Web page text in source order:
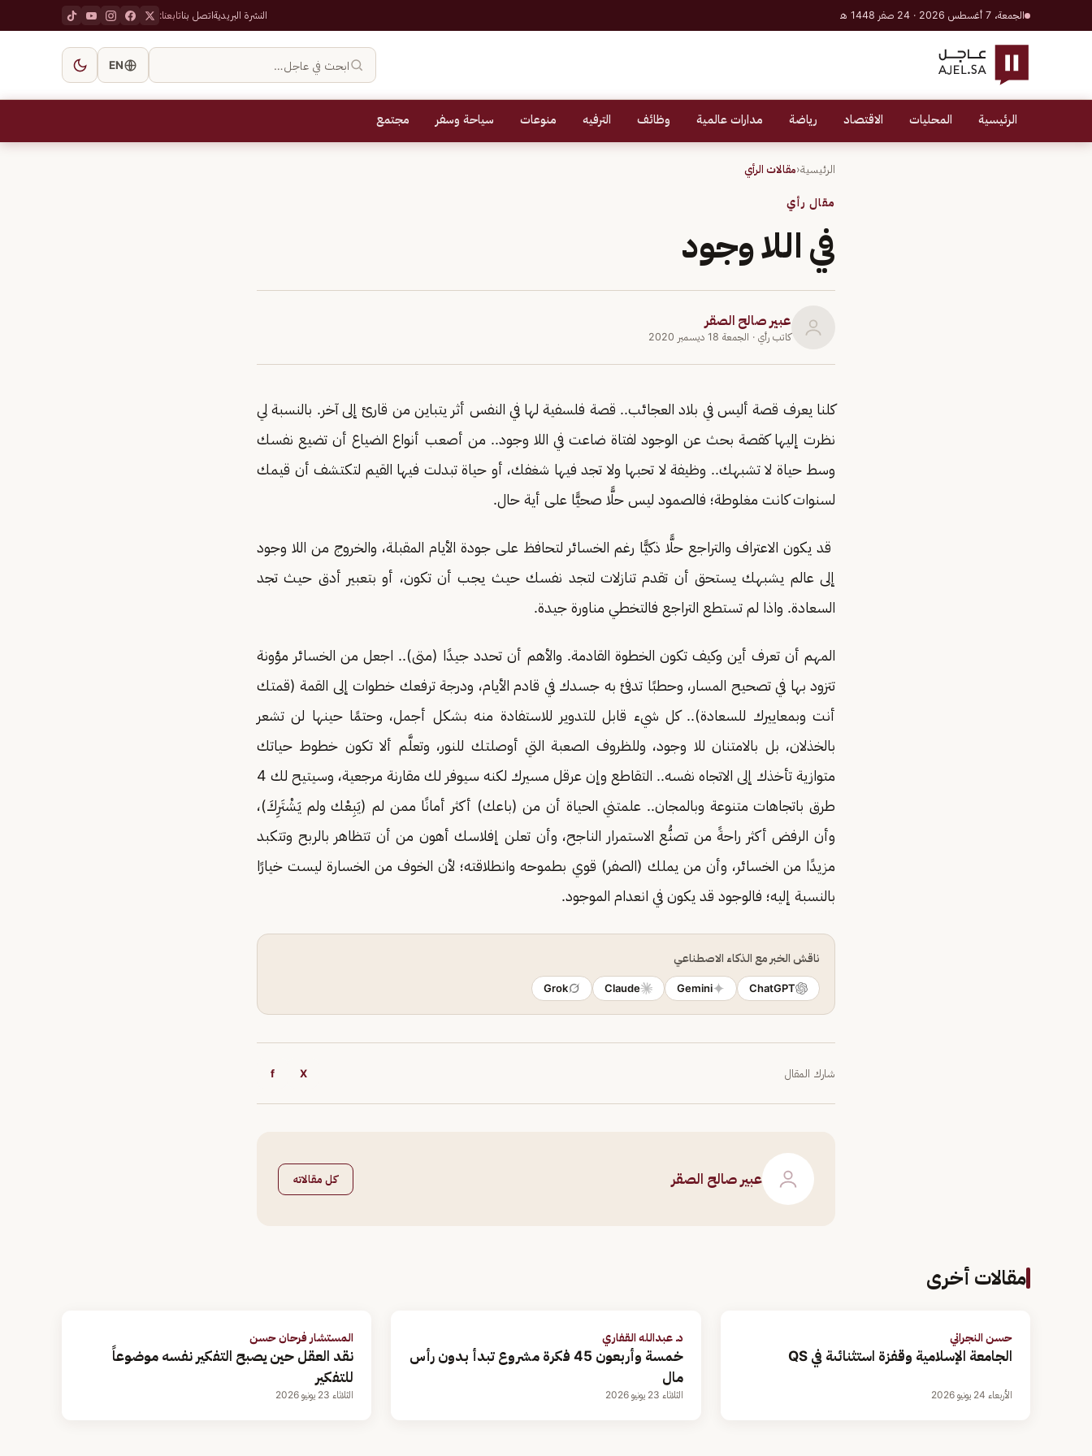
الجمعة، 7 أغسطس 2026 · 24 صفر 1448 هـ النشرة البريديةاتصل بناتابعنا:
ابحث في عاجل… EN
الرئيسية المحليات الاقتصاد رياضة مدارات عالمية وظائف الترفيه منوعات سياحة وسفر مجتمع
الرئيسية‹مقالات الرأي
مقال رأي
في اللا وجود
عبير صالح الصقر
كاتب رأي · الجمعة 18 ديسمبر 2020
كلنا يعرف قصة أليس في بلاد العجائب.. قصة فلسفية لها في النفس أثر يتباين من قارئ إلى آخر. بالنسبة لي
نظرت إليها كقصة بحث عن الوجود لفتاة ضاعت في اللا وجود.. من أصعب أنواع الضياع أن تضيع نفسك
وسط حياة لا تشبهك.. وظيفة لا تحبها ولا تجد فيها شغفك، أو حياة تبدلت فيها القيم لتكتشف أن قيمك
لسنوات كانت مغلوطة؛ فالصمود ليس حلًّا صحيًّا على أية حال.
قد يكون الاعتراف والتراجع حلًّا ذكيًّا رغم الخسائر لتحافظ على جودة الأيام المقبلة، والخروج من اللا وجود
إلى عالم يشبهك يستحق أن تقدم تنازلات لتجد نفسك حيث يجب أن تكون، أو بتعبير أدق حيث تجد
السعادة. واذا لم تستطع التراجع فالتخطي مناورة جيدة.
المهم أن تعرف أين وكيف تكون الخطوة القادمة. والأهم أن تحدد جيدًا (متى).. اجعل من الخسائر مؤونة
تتزود بها في تصحيح المسار، وحطبًا تدفئ به جسدك في قادم الأيام، ودرجة ترفعك خطوات إلى القمة (قمتك
أنت وبمعاييرك للسعادة).. كل شيء قابل للتدوير للاستفادة منه بشكل أجمل، وحتمًا حينها لن تشعر
بالخذلان، بل بالامتنان للا وجود، وللظروف الصعبة التي أوصلتك للنور، وتعلَّم ألا تكون خطوط حياتك
متوازية تأخذك إلى الاتجاه نفسه.. التقاطع وإن عرقل مسيرك لكنه سيوفر لك مقارنة مرجعية، وسيتيح لك 4
طرق باتجاهات متنوعة وبالمجان.. علمتني الحياة أن من (باعك) أكثر أمانًا ممن لم (يَبِعْك ولم يَشْتَرِكَ)،
وأن الرفض أكثر راحةً من تصنُّع الاستمرار الناجح، وأن تعلن إفلاسك أهون من أن تتظاهر بالربح وتتكبد
مزيدًا من الخسائر، وأن من يملك (الصفر) قوي بطموحه وانطلاقته؛ لأن الخوف من الخسارة ليست خيارًا
بالنسبة إليه؛ فالوجود قد يكون في انعدام الموجود.
ناقش الخبر مع الذكاء الاصطناعي
ChatGPT
Gemini
Claude
Grok
شارك المقال X
f
عبير صالح الصقر كل مقالاته
مقالات أخرى
حسن النجراني
الجامعة الإسلامية وقفزة استثنائىة في QS
الأربعاء 24 يونيو 2026
د. عبدالله القفاري
خمسة وأربعون 45 فكرة مشروع تبدأ بدون رأس
مال
الثلاثاء 23 يونيو 2026
المستشار فرحان حسن
نقد العقل حين يصبح التفكير نفسه موضوعاً
للتفكير
الثلاثاء 23 يونيو 2026